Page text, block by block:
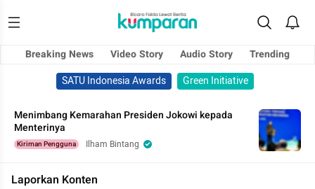
Breaking News Video Story Audio Story
Trending
SATU Indonesia Awards
Green Initiative
Menimbang Kemarahan Presiden Jokowi kepada
Menterinya
Kiriman Pengguna Ilham Bintang
Laporkan Konten